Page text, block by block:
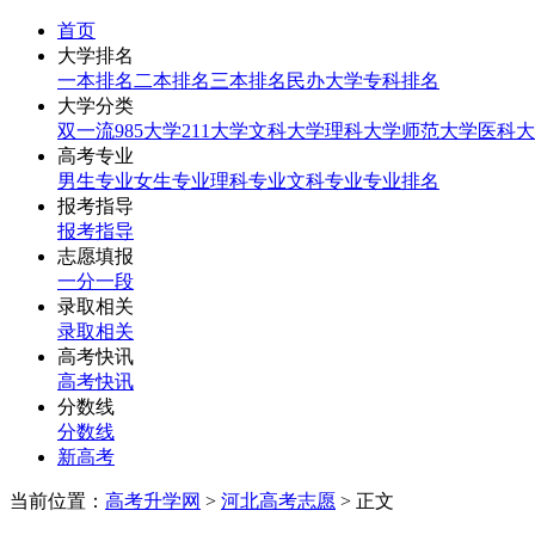
首页
大学排名
一本排名 二本排名三本排名 民办大学专科排名
大学分类
双一流985大学211大学文科大学理科大学师范大学医科
高考专业
男生专业女生专业理科专业文科专业专业排名
报考指导
报考指导
志愿填报
一分一段
录取相关
录取相关
高考快讯
高考快讯
分数线
分数线
新高考
当前位置： 高考升学网 > 河北高考志愿 > 正文